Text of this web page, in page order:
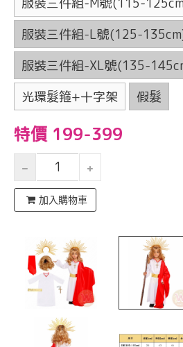
服裝三件組-L號(125-
服裝三件組-XL號(135-
光環髮箍+十字架
假髮
特價 199-399
加入購物車